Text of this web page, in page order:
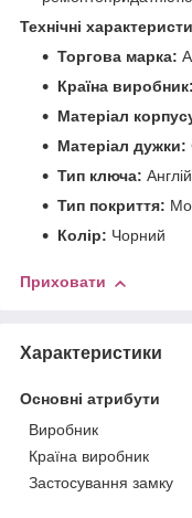
Технічні
Торгова марка:
Країна виробник:
Матеріал
Матеріал дужки:
Тип ключа:
Тип покриття:
Колір: Чорний
Приховати
Характеристики
Основні атрибути
Виробник
Країна виробник
Застосування замку